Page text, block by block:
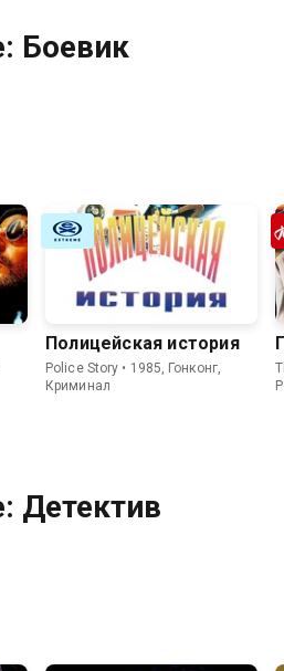
Боевик
Полицейская история
Police Story • 1985, Гонконг,
Криминал
Детектив